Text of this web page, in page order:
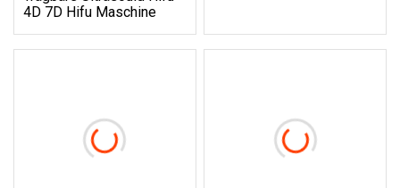
4D 7D Hifu Maschine